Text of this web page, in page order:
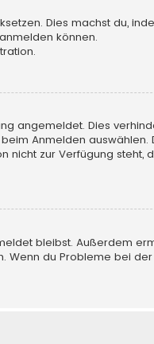
Dies machst du,
können.
angemeldet. Dies
Anmelden auswählen.
zur Verfügung steht,
bleibst. Außerdem
Wenn du Probleme bei